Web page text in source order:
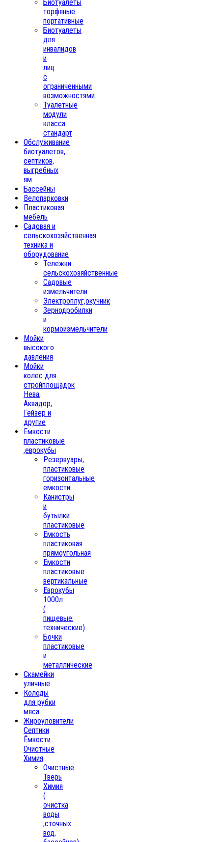
Биотуалеты
торфяные
портативные
Биотуалеты
для
инвалидов
и
лиц
с
ограниченными
возможностями
Туалетные
модули
класса
стандарт
Обслуживание
биотуалетов,
септиков,
выгребных
ям
Бассейны
Велопарковки
Пластиковая
мебель
Садовая и
сельскохозяйственная
техника и
оборудование
Тележки
сельскохозяйственные
Садовые
измельчители
Электроплуг,окучник
Зернодробилки
и
кормоизмельчители
Мойки
высокого
давления
Мойки
колес для
стройплощадок
Нева,
Аквадор,
Гейзер и
другие
Емкости
пластиковые
,еврокубы
Резервуары,
пластиковые
горизонтальные
емкости.
Канистры
и
бутылки
пластиковые
Емкость
пластиковая
прямоугольная
Емкости
пластиковые
вертикальные
Еврокубы
1000л
(
пищевые,
технические)
Бочки
пластиковые
и
металлические
Скамейки
уличные
Колоды
для рубки
мяса
Жироуловители
Септики
Ёмкости
Очистные
Химия
Очистные
Тверь
Химия
(
очистка
воды
,сточных
вод,